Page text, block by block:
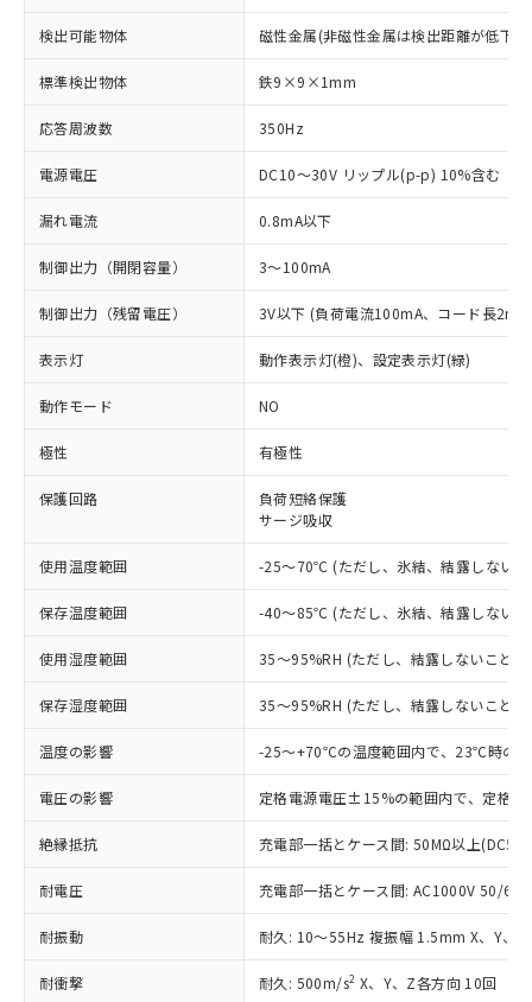
検出可能物体 磁性金属(非磁性金属は検出距離が低下
標準検出物体 鉄9×9×1mm
応答周波数 350Hz
電源電圧 DC10～30V リップル(p-p) 10%含む
漏れ電流 0.8mA以下
制御出力（開閉容量） 3～100mA
制御出力（残留電圧） 3V以下 (負荷電流100mA、コード長2m
表示灯 動作表示灯(橙)、設定表示灯(緑)
動作モード NO
極性 有極性
保護回路
負荷短絡保護
サージ吸収
使用温度範囲 -25～70℃ (ただし、氷結、結露しない
保存温度範囲 -40～85℃ (ただし、氷結、結露しない
使用湿度範囲 35～95%RH (ただし、結露しないこと)
保存湿度範囲 35～95%RH (ただし、結露しないこと)
温度の影響 -25～+70℃の温度範囲内で、23℃時の
電圧の影響 定格電源電圧±15%の範囲内で、定格
絶縁抵抗 充電部一括とケース間: 50MΩ以上
耐電圧 充電部一括とケース間: AC1000V 50/
耐振動 耐久: 10～55Hz 複振幅 1.5mm X、Y、Z
耐衝撃 耐久: 500m/s2 X、Y、Z各方向 10回
ご利用条件
以下の条件をお読みいただき、同意のうえ
ご利用ください。
本サービスは、当社制御機器事業取扱
商品の当社在庫状況および標準価格
(税抜)を提供させていただくもので
当社制御機器事業取扱商品の中には、
本サービスの対象外となる商品もある
ことをご了承ください。
在庫状況および標準価格照会結果は、
記載している更新日時点での社内デー
タに基づき作成されるものであり、閲
対応済み：EU RoHS指令（10物質）の
非含有に対応した製品が提供可能な商品で
す。
対応予定：EU RoHS指令（10物質）の非含
有に対応した製品に切り替える予定のある
対応予定なし：EU RoHS指令（10物質）の
非含有に非対応の商品で、対応品を出す予
調査・確認中：EU RoHS指令（10物質）の
非含有の対応状況を調査中または確認中の
商品です。
非該当品：ライセンス料など無形物で、有
害物質有無と関係のない商品です。
仕入先様の事情により、非含有部品として
いたものが、含有品と判明した場合などや
むを得ず変更することがあります。
鉛(Pb) 1000ppm以下、 水銀(Hg) 1000ppm以下、 カド
※1 中国RoHS○×表
「○」：最大均質材料含有率が中国RoHSの
基準値以下であることを示します。
「×」：最大均質材料含有率が中国RoHSの
基準値を超えていることを示します。
「－」：未確認です。当社販売部門へお問
*中国RoHS10物質の基準値 (GB/T26572)：
当社は、これら貴社製品のうち、外国
為替および外国貿易法に定める商品
（以下｢規制貨物等」という）を輸出
または国外への提供する場合は、日本